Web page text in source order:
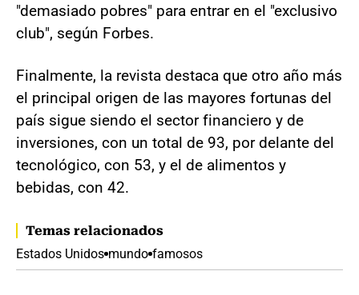
"demasiado pobres" para entrar en el "exclusivo
club", según Forbes.
Finalmente, la revista destaca que otro año más
el principal origen de las mayores fortunas del
país sigue siendo el sector financiero y de
inversiones, con un total de 93, por delante del
tecnológico, con 53, y el de alimentos y
bebidas, con 42.
Temas relacionados
Estados Unidos mundo famosos